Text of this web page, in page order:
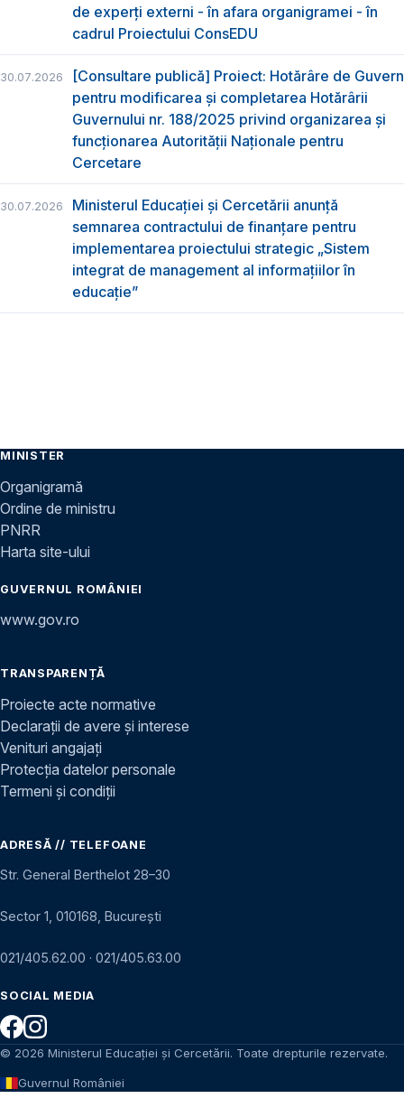
de experți externi - în afara organigramei - în
cadrul Proiectului ConsEDU
30.07.2026
[Consultare publică] Proiect: Hotărâre de Guvern
pentru modificarea și completarea Hotărârii
Guvernului nr. 188/2025 privind organizarea şi
funcţionarea Autorităţii Naţionale pentru
Cercetare
30.07.2026
Ministerul Educației și Cercetării anunță
semnarea contractului de finanțare pentru
implementarea proiectului strategic „Sistem
integrat de management al informațiilor în
educație”
MINISTER
Organigramă
Ordine de ministru
PNRR
Harta site-ului
GUVERNUL ROMÂNIEI
www.gov.ro
TRANSPARENȚĂ
Proiecte acte normative
Declarații de avere și interese
Venituri angajați
Protecția datelor personale
Termeni și condiții
ADRESĂ // TELEFOANE
Str. General Berthelot 28–30
Sector 1, 010168, București
021/405.62.00 · 021/405.63.00
SOCIAL MEDIA
© 2026 Ministerul Educației și Cercetării. Toate drepturile rezervate.
Guvernul României